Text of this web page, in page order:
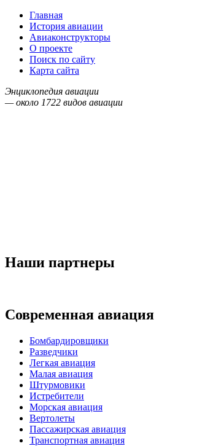
Главная
История авиации
Авиаконструкторы
О проекте
Поиск по сайту
Карта сайта
Энциклопедия авиации
— около 1722 видов авиации
Наши партнеры
Современная авиация
Бомбардировщики
Разведчики
Легкая авиация
Малая авиация
Штурмовики
Истребители
Морская авиация
Вертолеты
Пассажирская авиация
Транспортная авиация